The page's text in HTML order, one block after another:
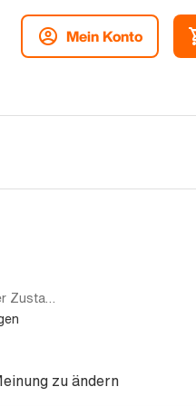
Mein Konto
Mono sim | 1TB | Blau | Akzeptabler Zustand
zu ändern